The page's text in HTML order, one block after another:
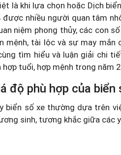
là khi lựa chọn hoặc Dịch
được nhiều người quan tâm
niệm phong thủy, các con
mệnh, tài lộc và sự may
tìm hiểu và luận giải chi
hợp tuổi, hợp mệnh trong năm
độ phù hợp của
biển số xe thường dựa trên
sinh, tương khắc giữa các